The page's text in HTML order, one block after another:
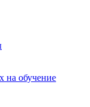
на обучение